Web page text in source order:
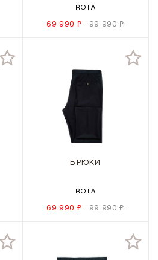
ROTA
69 990 ₽ 99 990 ₽
БРЮКИ
ROTA
69 990 ₽ 99 990 ₽